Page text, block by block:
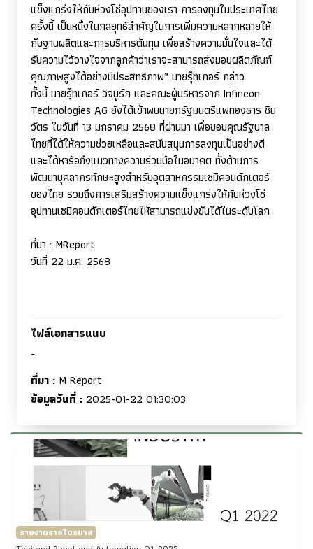
แข็งแกร่งให้กับห่วงโซ่อุปทานของเรา การลงทุนในประเทศไทย
ครั้งนี้ เป็นหนึ่งในกลยุทธ์สำคัญในการเพิ่มความหลากหลายให้
กับฐานผลิตและการบริหารต้นทุน เพื่อสร้างความมั่นใจและได้
รับความไว้วางใจจากลูกค้าว่าเราจะสามารถส่งมอบผลิตภัณฑ์
คุณภาพสูงได้อย่างมีประสิทธิภาพ” นายรุ๊ทเกอร์ กล่าว
ทั้งนี้ นายรุ๊ทเกอร์ วิจบูร์ก และคณะผู้บริหารจาก Infineon
Technologies AG ยังได้เข้าพบนายกรัฐมนตรีแพทองธาร ชิน
วัตร ในวันที่ 13 มกราคม 2568 ที่ผ่านมา เพื่อขอบคุณรัฐบาล
ไทยที่ได้ให้ความช่วยเหลือและสนับสนุนการลงทุนเป็นอย่างดี
และได้หารือถึงแนวทางความร่วมมือในอนาคต ทั้งด้านการ
พัฒนาบุคลากรทักษะสูงสำหรับอุตสาหกรรมเซมิคอนดักเตอร์
ของไทย รวมถึงการเสริมสร้างความแข็งแกร่งให้กับห่วงโซ่
อุปทานเซมิคอนดักเตอร์ไทยให้สามารถแข่งขันได้ในระดับโลก
ที่มา : MReport
วันที่ 22 ม.ค. 2568
ไฟล์เอกสารแนบ
-
ที่มา : M Report
ข้อมูลวันที่ : 2025-01-22 01:30:03
รายงานรายไตรมาส